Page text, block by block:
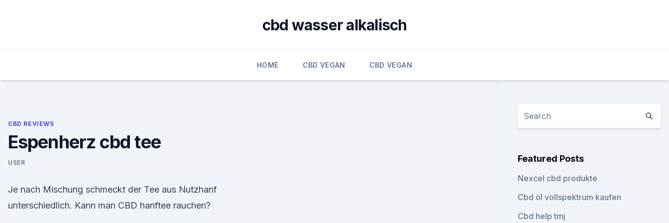
cbd wasser alkalisch
HOME CBD VEGAN CBD VEGAN
CBD REVIEWS
Espenherz cbd tee
USER
Je nach Mischung schmeckt der Tee aus Nutzhanf
unterschiedlich. Kann man CBD hanftee rauchen?
Featured Posts
Nexcel cbd produkte
Cbd öl vollspektrum kaufen
Cbd help tmj